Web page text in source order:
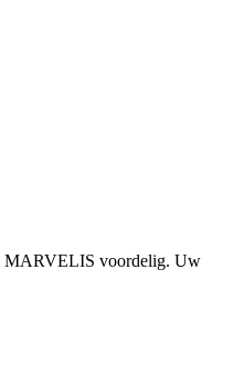
, MARVELIS voordelig. Uw